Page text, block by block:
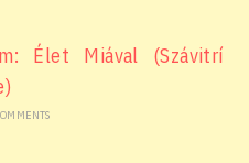
Élet Miával (Szávitrí